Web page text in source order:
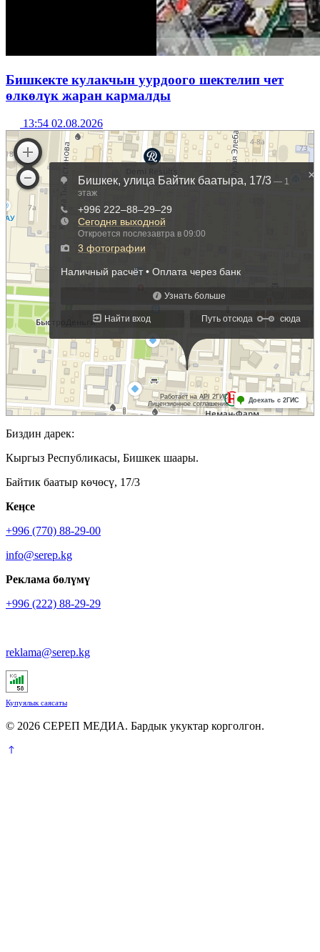
Бишкекте кулакчын уурдоого шектелип чет
өлкөлүк жаран кармалды
13:54 02.08.2026
Биздин дарек:
Кыргыз Республикасы, Бишкек шаары.
Байтик баатыр көчөсү, 17/3
Кеӊсе
+996 (770) 88-29-00
info@serep.kg
Реклама бөлүмү
+996 (222) 88-29-29
reklama@serep.kg
Купуялык саясаты
© 2026 СЕРЕП МЕДИА. Бардык укуктар корголгон.